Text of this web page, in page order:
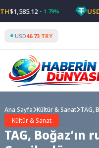
to
content
$1,585.12 1.79% USDT
USD46.73 TRY
Ana Sayfa Kültür & Sanat TAG,
Kültür & Sanat
TAG, Boğaz’ın